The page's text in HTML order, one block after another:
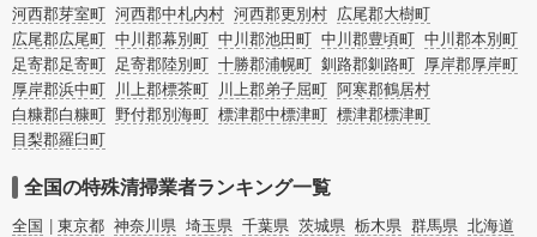
河西郡芽室町 河西郡中札内村 河西郡更別村 広尾郡大樹町
広尾郡広尾町 中川郡幕別町 中川郡池田町 中川郡豊頃町 中川郡本別町
足寄郡足寄町 足寄郡陸別町 十勝郡浦幌町 釧路郡釧路町 厚岸郡厚岸町
厚岸郡浜中町
川上郡標茶町 川上郡弟子屈町 阿寒郡鶴居村
白糠郡白糠町 野付郡別海町 標津郡中標津町 標津郡標津町
目梨郡羅臼町
全国の特殊清掃業者ランキング一覧
全国 東京都 神奈川県 埼玉県 千葉県 茨城県 栃木県 群馬県 北海道